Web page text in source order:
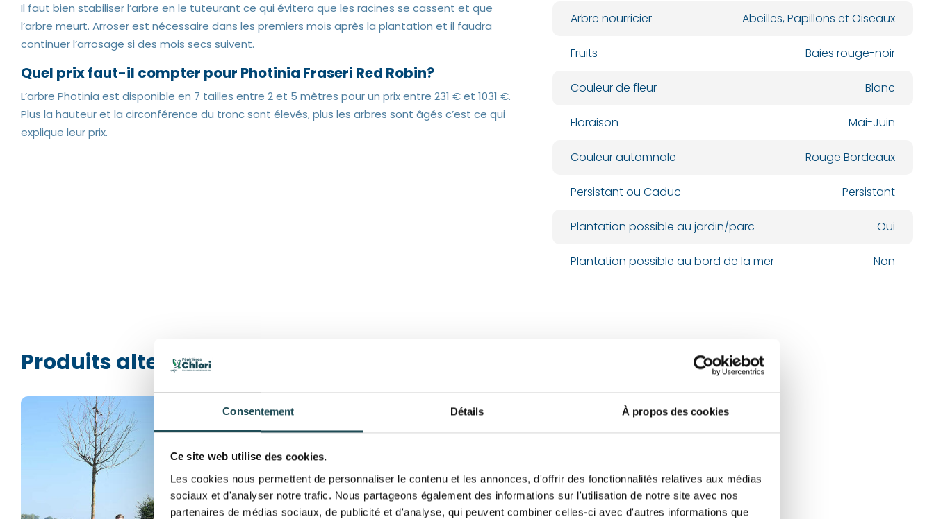
Consentement Détails À propos des cookies
Ce site web utilise des cookies.
Les cookies nous permettent de personnaliser le contenu et les annonces, d'offrir des fonctionnalités relatives aux médias
sociaux et d'analyser notre trafic. Nous partageons également des informations sur l'utilisation de notre site avec nos
partenaires de médias sociaux, de publicité et d'analyse, qui peuvent combiner celles-ci avec d'autres informations que
Il faut bien stabiliser l’arbre en le tuteurant ce qui évitera que les racines se cassent et que
l’arbre meurt. Arroser est nécessaire dans les premiers mois après la plantation et il faudra
continuer l’arrosage si des mois secs suivent.
Quel prix faut-il compter pour Photinia Fraseri Red Robin?
L’arbre Photinia est disponible en 7 tailles entre 2 et 5 mètres pour un prix entre 231 € et 1031 €.
Plus la hauteur et la circonférence du tronc sont élevés, plus les arbres sont âgés c’est ce qui
explique leur prix.
Arbre nourricier Abeilles, Papillons et Oiseaux
Fruits Baies rouge-noir
Couleur de fleur Blanc
Floraison Mai-Juin
Couleur automnale Rouge Bordeaux
Persistant ou Caduc Persistant
Plantation possible au jardin/parc Oui
Plantation possible au bord de la mer Non
Produits alternatifs